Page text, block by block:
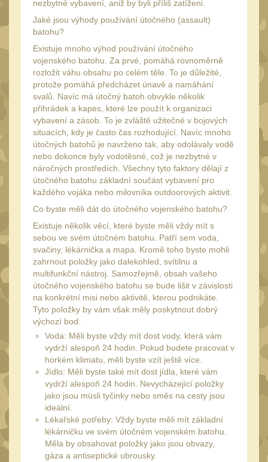
Čištění39
AR15 14
AK47 10
.2210
.223 (5.56mm) 9
.243 .260 (6.5mm)7
.270 .280 (7mm)
.30 .308 (7.62mm)10
12GA, 20GA14
.40 .41
.44 .4512
.357 .38 (9mm)12
1911 9
Náradie a nástroje 33
AR15
AK47 9
.22
.223 (5.56mm)
.243 .260 (6.5mm)7
.270 .280 (7mm)7
.30 .308 (7.62mm)
12GA, 20GA10
.40 .416
nezbytné vybavení, aniž by byli příliš zatíženi.
Jaké jsou výhody používání útočného (assault)
batohu?
Existuje mnoho výhod používání útočného
vojenského batohu. Za prvé, pomáhá rovnoměrně
rozložit váhu obsahu po celém těle. To je důležité,
protože pomáhá předcházet únavě a namáhání
svalů. Navíc má útočný batoh obvykle několik
přihrádek a kapes, které lze použít k organizaci
vybavení a zásob. To je zvláště užitečné v bojových
situacích, kdy je často čas rozhodující. Navíc mnoho
útočných batohů je navrženo tak, aby odolávaly vodě
nebo dokonce byly vodotěsné, což je nezbytné v
náročných prostředích. Všechny tyto faktory dělají z
útočného batohu základní součást vybavení pro
každého vojáka nebo milovníka outdoorových aktivit.
Co byste měli dát do útočného vojenského batohu?
Existuje několik věcí, které byste měli vždy mít s
sebou ve svém útočném batohu. Patří sem voda,
svačiny, lékárnička a mapa. Kromě toho byste mohli
zahrnout položky jako dalekohled, svítilnu a
multifunkční nástroj. Samozřejmě, obsah vašeho
útočného vojenského batohu se bude lišit v závislosti
na konkrétní misi nebo aktivitě, kterou podnikáte.
Tyto položky by vám však měly poskytnout dobrý
výchozí bod.
Voda: Měli byste vždy mít dost vody, která vám
vydrží alespoň 24 hodin. Pokud budete pracovat v
horkém klimatu, měli byste vzít ještě více.
Jídlo: Měli byste také mít dost jídla, které vám
vydrží alespoň 24 hodin. Nevycházející položky
jako jsou müsli tyčinky nebo směs na cesty jsou
ideální.
Lékařské potřeby: Vždy byste měli mít základní
lékárničku ve svém útočném vojenském batohu.
Měla by obsahovat položky jako jsou obvazy,
gáza a antiseptické ubrousky.